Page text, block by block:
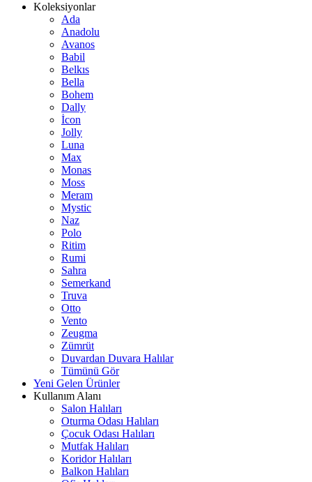
Koleksiyonlar
Ada
Anadolu
Avanos
Babil
Belkıs
Bella
Bohem
Dally
İcon
Jolly
Luna
Max
Monas
Moss
Meram
Mystic
Naz
Polo
Ritim
Rumi
Sahra
Semerkand
Truva
Otto
Vento
Zeugma
Zümrüt
Duvardan Duvara Halılar
Tümünü Gör
Yeni Gelen Ürünler
Kullanım Alanı
Salon Halıları
Oturma Odası Halıları
Çocuk Odası Halıları
Mutfak Halıları
Koridor Halıları
Balkon Halıları